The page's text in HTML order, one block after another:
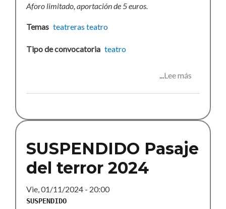
Aforo limitado, aportación de 5 euros.
Temas teatreras teatro
Tipo de convocatoria teatro
Lee más
¿qué
ves?
o
SUSPENDIDO Pasaje
del terror 2024
Vie, 01/11/2024 - 20:00
SUSPENDIDO